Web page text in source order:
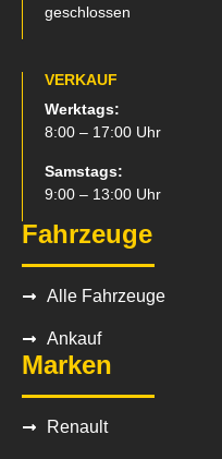
geschlossen
VERKAUF
Werktags:
8:00 – 17:00 Uhr
Samstags:
9:00 – 13:00 Uhr
Fahrzeuge
Alle Fahrzeuge
Ankauf
Marken
Renault